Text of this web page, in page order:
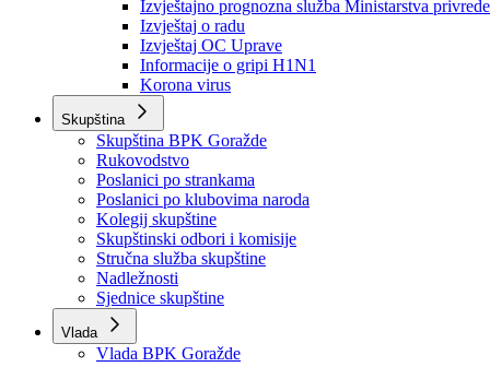
Obavještenja i izvještaji
Obavještenja Vlade
Izvještajno prognozna služba Ministarstva privrede
Izvještaj o radu
Izvještaj OC Uprave
Informacije o gripi H1N1
Korona virus
Skupština
Skupština BPK Goražde
Rukovodstvo
Poslanici po strankama
Poslanici po klubovima naroda
Kolegij skupštine
Skupštinski odbori i komisije
Stručna služba skupštine
Nadležnosti
Sjednice skupštine